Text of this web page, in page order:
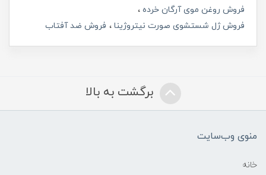
فروش روغن موی آرگان خرده
فروش ژل شستشوی صورت نیتروژینا
فروش ضد آفتاب
برگشت به بالا
منوی وب‌سایت
خانه